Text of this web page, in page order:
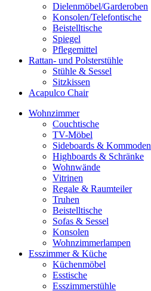
Dielenmöbel/Garderoben
Konsolen/Telefontische
Beistelltische
Spiegel
Pflegemittel
Rattan- und Polsterstühle
Stühle & Sessel
Sitzkissen
Acapulco Chair
Wohnzimmer
Couchtische
TV-Möbel
Sideboards & Kommoden
Highboards & Schränke
Wohnwände
Vitrinen
Regale & Raumteiler
Truhen
Beistelltische
Sofas & Sessel
Konsolen
Wohnzimmerlampen
Esszimmer & Küche
Küchenmöbel
Esstische
Esszimmerstühle